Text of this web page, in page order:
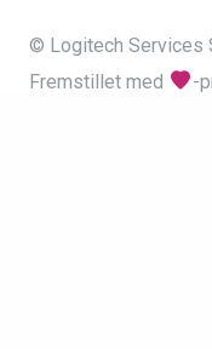
© Logitech Services
Fremstillet med
-